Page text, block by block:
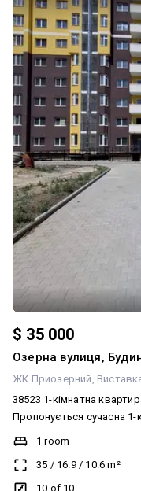
$ 35 000
Озерна вулиця,
ЖК Приозерний
38523 1-кімнатна
Пропонується сучасна
поверсі з 11 у новому
Переваги квартири:
світла, тепла, не кутова;
сонце; стан від
1 room
35 / 16.9/ 10.6 m²
10 of 10